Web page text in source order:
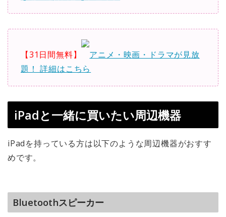
【31日間無料】
アニメ・映画・ドラマが見放
題！ 詳細はこちら
iPadと一緒に買いたい周辺機器
iPadを持っている方は以下のような周辺機器がおすす
めです。
Bluetoothスピーカー